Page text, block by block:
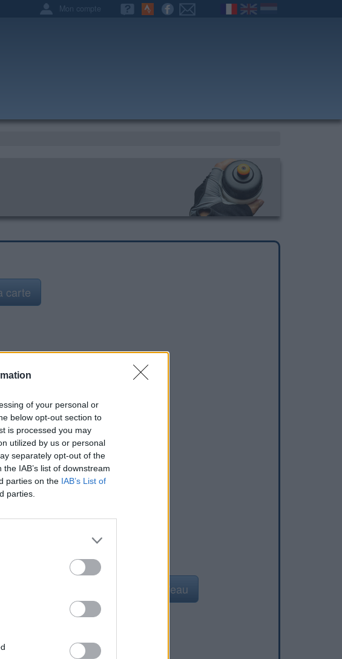
of your personal or
below opt-out section to
is processed you may
utilized by us or personal
separately opt-out of the
IAB’s list of downstream
parties on the IAB’s List of
parties.
Mon compte
carte
Ajouter un point d'eau